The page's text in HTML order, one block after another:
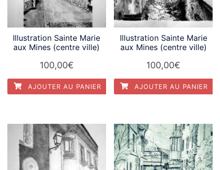
Illustration Sainte Marie
aux Mines (centre ville)
100,00€
AJOUTER AU PANIER
Illustration Sainte Marie
aux Mines (centre ville)
100,00€
AJOUTER AU PANIER